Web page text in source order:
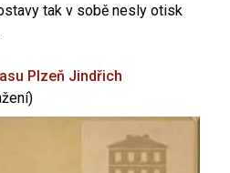
tak v sobě nesly otisk
Plzeň Jindřich